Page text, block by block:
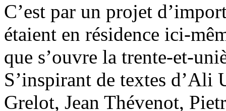
C’est par un projet
étaient en résidence ici-
que s’ouvre la trente-et-
S’inspirant de textes
Grelot, Jean Thévenot,